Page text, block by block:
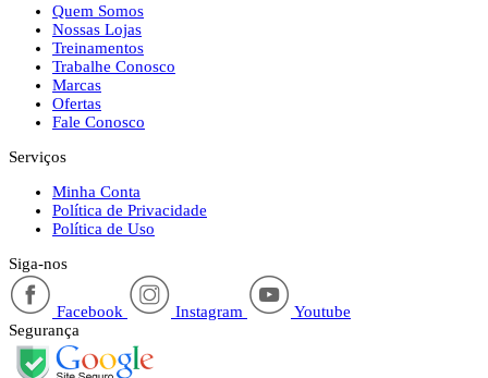
Quem Somos
Nossas Lojas
Treinamentos
Trabalhe Conosco
Marcas
Ofertas
Fale Conosco
Serviços
Minha Conta
Política de Privacidade
Política de Uso
Siga-nos
Facebook Instagram
Youtube
Segurança